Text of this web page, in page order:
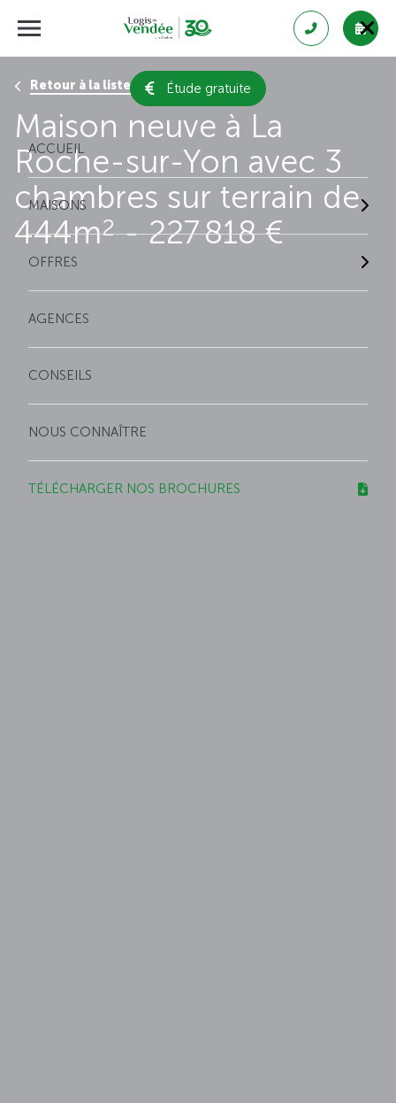
Étude gratuite
ACCUEIL
MAISONS
OFFRES
AGENCES
CONSEILS
NOUS CONNAÎTRE
TÉLÉCHARGER NOS BROCHURES
Retour à la liste des résultats
Maison neuve à La
Roche-sur-Yon avec 3
chambres sur terrain de
444m2- 227 818 €